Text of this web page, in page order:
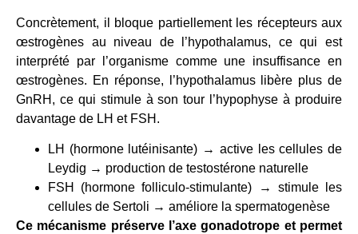
Concrètement, il bloque partiellement les récepteurs aux
œstrogènes au niveau de l’hypothalamus, ce qui est
interprété par l’organisme comme une insuffisance en
œstrogènes. En réponse, l’hypothalamus libère plus de
GnRH, ce qui stimule à son tour l’hypophyse à produire
davantage de LH et FSH.
LH (hormone lutéinisante) → active les cellules de
Leydig → production de testostérone naturelle
FSH (hormone folliculo-stimulante) → stimule les
cellules de Sertoli → améliore la spermatogenèse
Ce mécanisme préserve l’axe gonadotrope et permet